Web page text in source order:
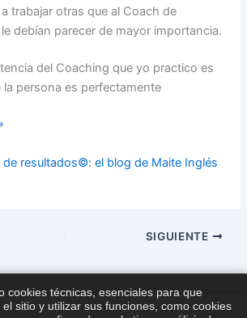
trabajar otras que al Coach de
debían parecer de mayor importancia.
del Coaching que yo practico es
persona es perfectamente
resultados©: el blog de Maite Inglés
SIGUIENTE
cookies técnicas, esenciales para que
sitio y utilizar sus funciones, como cookies